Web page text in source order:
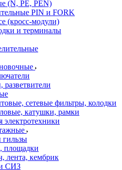
(N, PE, PEN)
PIN и FORK
(кросс-модули)
и терминалы
разветвители
сетевые фильтры, колодки
катушки, рамки
электротехники
гильзы
площадки
лента, кембрик
СИЗ